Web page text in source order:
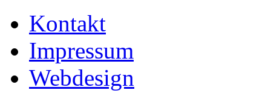
Kontakt
Impressum
Webdesign